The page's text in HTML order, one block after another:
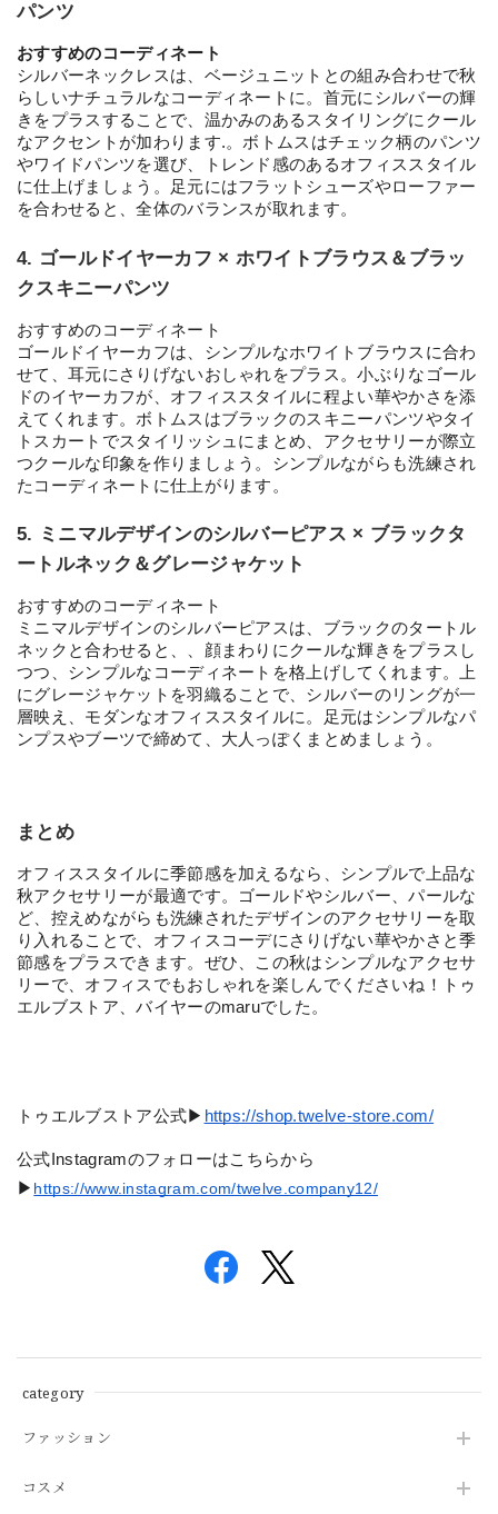
パンツ
おすすめのコーディネート
シルバーネックレスは、ベージュニットとの組み合わせで秋
らしいナチュラルなコーディネートに。首元にシルバーの輝
きをプラスすることで、温かみのあるスタイリングにクール
なアクセントが加わります.。ボトムスはチェック柄のパンツ
やワイドパンツを選び、トレンド感のあるオフィススタイル
に仕上げましょう。足元にはフラットシューズやローファー
を合わせると、全体のバランスが取れます。
4. ゴールドイヤーカフ × ホワイトブラウス＆ブラッ
クスキニーパンツ
おすすめのコーディネート
ゴールドイヤーカフは、シンプルなホワイトブラウスに合わ
せて、耳元にさりげないおしゃれをプラス。小ぶりなゴール
ドのイヤーカフが、オフィススタイルに程よい華やかさを添
えてくれます。ボトムスはブラックのスキニーパンツやタイ
トスカートでスタイリッシュにまとめ、アクセサリーが際立
つクールな印象を作りましょう。シンプルながらも洗練され
たコーディネートに仕上がります。
5. ミニマルデザインのシルバーピアス × ブラックタ
ートルネック＆グレージャケット
おすすめのコーディネート
ミニマルデザインのシルバーピアスは、ブラックのタートル
ネックと合わせると、、顔まわりにクールな輝きをプラスし
つつ、シンプルなコーディネートを格上げしてくれます。上
にグレージャケットを羽織ることで、シルバーのリングが一
層映え、モダンなオフィススタイルに。足元はシンプルなパ
ンプスやブーツで締めて、大人っぽくまとめましょう。
まとめ
オフィススタイルに季節感を加えるなら、シンプルで上品な
秋アクセサリーが最適です。ゴールドやシルバー、パールな
ど、控えめながらも洗練されたデザインのアクセサリーを取
り入れることで、オフィスコーデにさりげない華やかさと季
節感をプラスできます。ぜひ、この秋はシンプルなアクセサ
リーで、オフィスでもおしゃれを楽しんでくださいね！トゥ
エルブストア、バイヤーのmaruでした。
トゥエルブストア公式▶︎ https://shop.twelve-store.com/
公式Instagramのフォローはこちらから
▶︎ https://www.instagram.com/twelve.company12/
category
ファッション
コスメ